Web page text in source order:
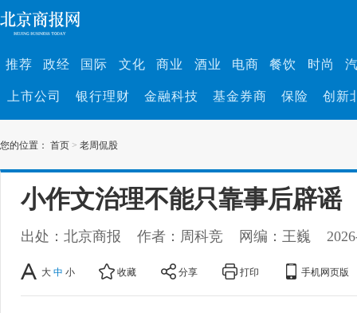
推荐 政经 国际 文化 商业 酒业 电商 餐饮 时尚
上市公司 银行理财 金融科技 基金券商 保险 创新
您的位置： 首页 > 老周侃股
小作文治理不能只靠事后辟谣
出处：北京商报 作者：周科竞 网编：王巍
大 中 小 收藏 分享 打印 手机网页版